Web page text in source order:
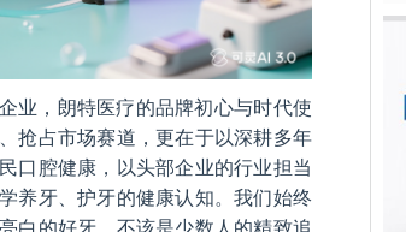
业，朗特医疗的品牌初心与时代使
抢占市场赛道，更在于以深耕多年
口腔健康，以头部企业的行业担当
养牙、护牙的健康认知。我们始终